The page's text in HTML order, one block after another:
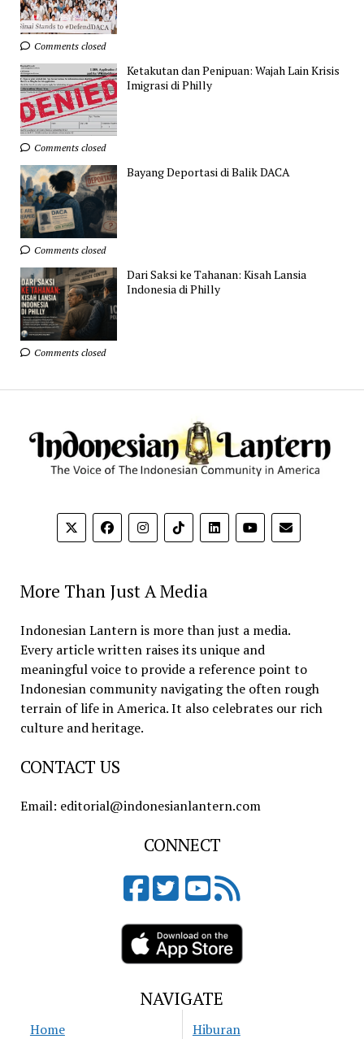
Comments closed
Ketakutan dan Penipuan: Wajah Lain Krisis
Imigrasi di Philly
Comments closed
Bayang Deportasi di Balik DACA
Comments closed
Dari Saksi ke Tahanan: Kisah Lansia
Indonesia di Philly
Comments closed
More Than Just A Media
Indonesian Lantern is more than just a media.
Every article written raises its unique and
meaningful voice to provide a reference point to
Indonesian community navigating the often rough
terrain of life in America. It also celebrates our rich
culture and heritage.
CONTACT US
Email: editorial@indonesianlantern.com
CONNECT
NAVIGATE
Home Hiburan